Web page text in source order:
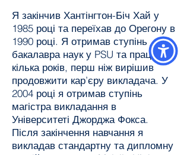
Я закінчив Хантінгтон-Біч Хай у
1985 році та переїхав до Орегону в
1990 році. Я отримав ступінь
бакалавра наук у PSU та працював
кілька років, перш ніж вирішив
продовжити кар’єру викладача. У
2004 році я отримав ступінь
магістра викладання в
Університеті Джорджа Фокса.
Після закінчення навчання я
викладав стандартну та дипломну